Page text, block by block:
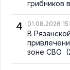
грибников
4 01.08.2026
В
зоне СВО